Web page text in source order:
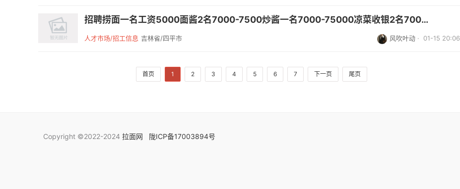
招聘捞面一名工资5000面酱2名7000-7500炒酱一名7000-75000凉菜收银2名7000-...
人才市场/招工信息 吉林省/四平市 风吹叶动 · 01-15 20:06
首页 1 2 3 4 5 6 7 下一页 尾页
Copyright ©2022-2024 拉面网 陇ICP备17003894号